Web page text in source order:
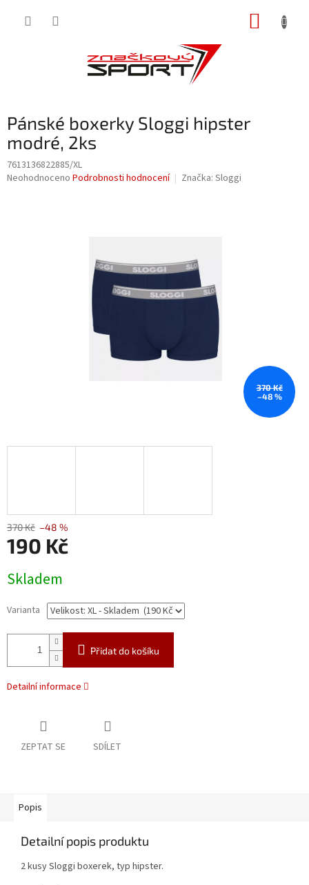
Pánské boxerky Sloggi hipster
modré, 2ks
7613136822885/XL
Průměrné
Neohodnoceno Podrobnosti hodnocení Značka: Sloggi
370 Kč
–48 %
370 Kč –48 %
190 Kč
cena:
Skladem
Varianta
Přidat do košíku
Detailní informace
ZEPTAT SE SDÍLET
Popis
Detailní popis produktu
2 kusy Sloggi boxerek, typ hipster.